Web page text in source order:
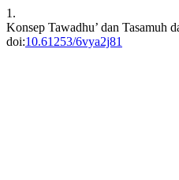
1.
Konsep Tawadhu’ dan
doi:10.61253/6vya2j81